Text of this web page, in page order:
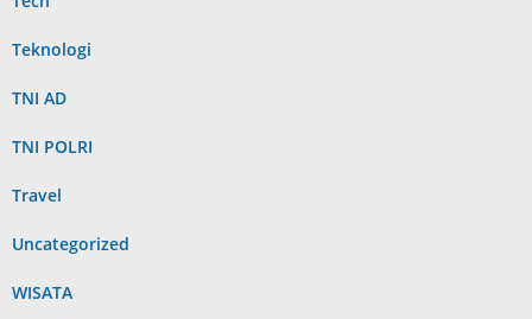
Teknologi
TNI AD
TNI POLRI
Travel
Uncategorized
WISATA